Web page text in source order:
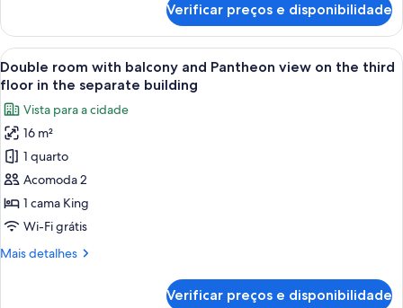
third
floor
in
the
separate
building
room
with
bathtub
on
third
floor
in
the
separate
Verificar preços e disponibilidade
Carrega
todas
as
fotos
de
Double
room
with
balcony
Pantheon
Um edifício histórico com
10
Double room with balcony and Pantheon view on the third
floor in the separate building
Vista para a cidade
16 m²
1 quarto
Acomoda 2
1 cama King
Wi-Fi grátis
Mais detalhes
Mais
Verificar preços e disponibilidade